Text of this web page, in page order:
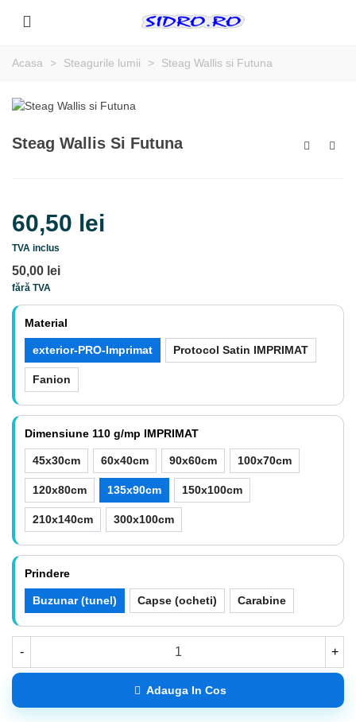
Acasa > Steagurile lumii > Steag Wallis si Futuna
Steag Wallis Si Futuna
60,50 lei
TVA inclus
50,00 lei
fără TVA
Material
exterior-PRO-Imprimat Protocol Satin IMPRIMAT
Fanion
Dimensiune 110 g/mp IMPRIMAT
45x30cm 60x40cm 90x60cm 100x70cm
120x80cm 135x90cm 150x100cm
210x140cm 300x100cm
Prindere
Buzunar (tunel) Capse (ocheti) Carabine
- +
Adauga In Cos